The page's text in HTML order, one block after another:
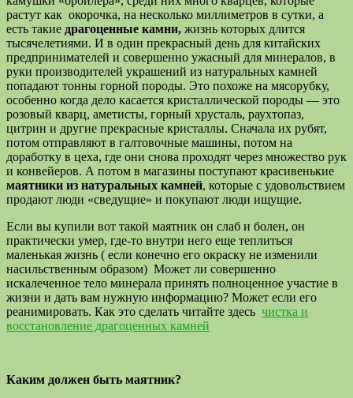
растут как окорочка, на несколько миллиметров в сутки, а
есть такие драгоценные камни, жизнь которых длится
тысячелетиями. И в один прекрасный день для китайских
предпринимателей и совершенно ужасный для минералов, в
руки производителей украшений из натуральных камней
попадают тонны горной породы. Это похоже на мясорубку,
особенно когда дело касается кристаллической породы — это
розовый кварц, аметисты, горный хрусталь, раухтопаз,
цитрин и другие прекрасные кристаллы. Сначала их рубят,
потом отправляют в галтовочные машины, потом на
доработку в цеха, где они снова проходят через множество рук
и конвейеров. А потом в магазины поступают красивенькие
маятники из натуральных камней, которые с удовольствием
продают люди «сведущие» и покупают люди ищущие.
Если вы купили вот такой маятник он слаб и болен, он
практически умер, где-то внутри него еще теплиться
маленькая жизнь ( если конечно его окраску не изменили
насильственным образом) Может ли совершенно
искалеченное тело минерала принять полноценное участие в
жизни и дать вам нужную информацию? Может если его
реанимировать. Как это сделать читайте здесь чистка и
восстановление драгоценных камней
Каким должен быть маятник?